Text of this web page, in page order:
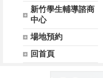
新竹學生輔導諮商
中心
場地預約
回首頁